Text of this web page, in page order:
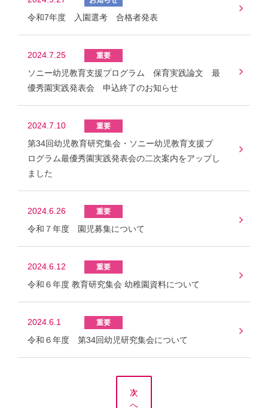
令和7年度 入園選考 合格者発表
2024.7.25
ソニー幼児教育支援プログラム 保育実践論文 最
優秀園実践発表会 申込終了のお知らせ
2024.7.10
第34回幼児教育研究集会・ソニー幼児教育支援プ
ログラム最優秀園実践発表会の二次案内をアップし
ました
2024.6.26
令和７年度 園児募集について
2024.6.12
令和６年度 教育研究集会 幼稚園資料について
2024.6.1
令和６年度 第34回幼児研究集会について
次
へ